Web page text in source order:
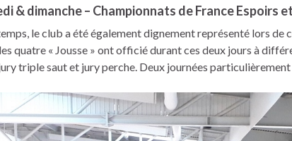
& dimanche – Championnats de France Espoirs
le club a été également dignement représenté lors de
quatre « Jousse » ont officié durant ces deux jours à
triple saut et jury perche. Deux journées